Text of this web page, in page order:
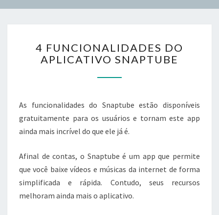
FUNCIONALIDADES
DO
SNAPTUBE
4 FUNCIONALIDADES DO
APLICATIVO SNAPTUBE
As funcionalidades do Snaptube estão disponíveis
gratuitamente para os usuários e tornam este app
ainda mais incrível do que ele já é.
Afinal de contas, o Snaptube é um app que permite
que você baixe vídeos e músicas da internet de forma
simplificada e rápida. Contudo, seus recursos
melhoram ainda mais o aplicativo.